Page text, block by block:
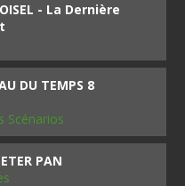
- La Dernière
DU TEMPS 8
Scénarios
PAN